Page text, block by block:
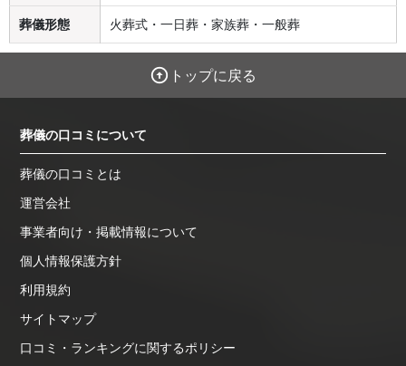
葬儀形態 火葬式・一日葬・家族葬・一般葬
トップに戻る
葬儀の口コミについて
葬儀の口コミとは
運営会社
事業者向け・掲載情報について
個人情報保護方針
利用規約
サイトマップ
口コミ・ランキングに関するポリシー